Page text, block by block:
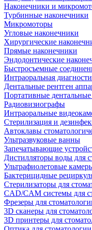
Наконечники и
Турбинные наконечники
Микромоторы
Угловые наконечники
Хирургические
Прямые наконечники
Эндодонтические
Быстросъемные
Интраоральная
Дентальные рентген
Портативные
Радиовизиографы
Интраоральные
Стерилизация и
Автоклавы
Ультразвуковые ванны
Запечатывающие
Дистилляторы воды для
Ультрафиолетовые
Бактерицидные
Стерилизаторы для
CAD/CAM системы для
Фрезеры для
3D cканеры для
3D принтеры для